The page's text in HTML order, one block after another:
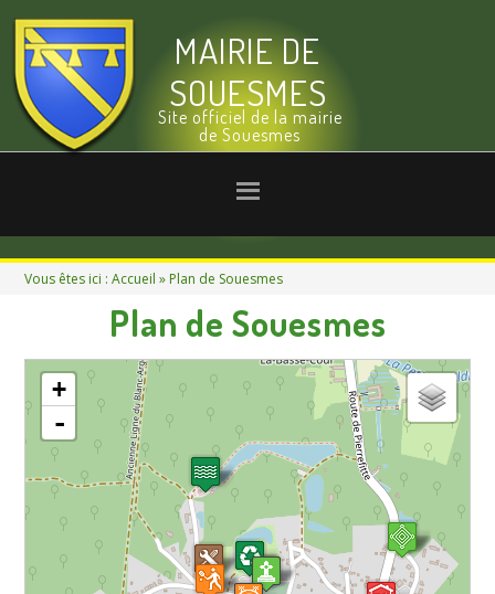
MAIRIE DE
SOUESMES
Site officiel de la mairie
de Souesmes
Vous êtes ici :Accueil » Plan de Souesmes
Plan de Souesmes
chargement de la carte - veuillez patienter...
+
-